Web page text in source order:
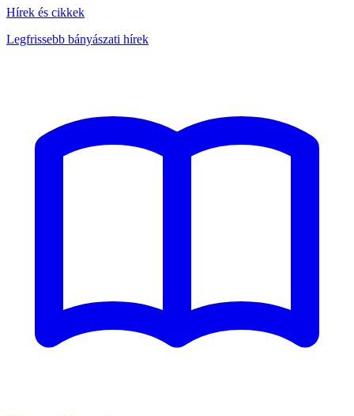
Hírek és cikkek
Legfrissebb bányászati hírek